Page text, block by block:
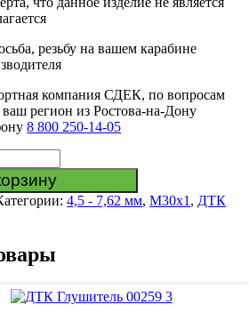
резьбу на вашем карабине
компания СДЕК, по вопросам
ваш регион из Ростова-на-Дону
8 800 250-14-05
4,5 - 7,62 мм,M30x1 , ДТК